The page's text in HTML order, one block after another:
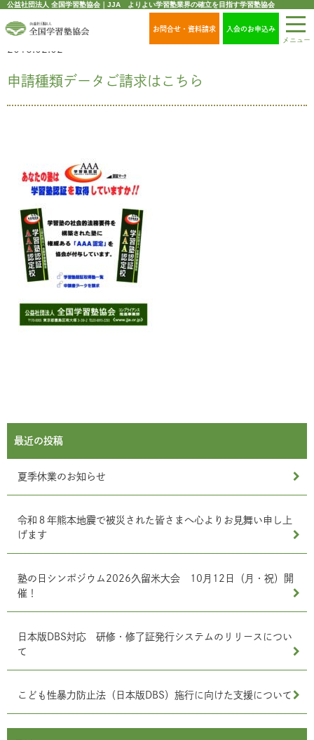
公益社団法人 全国学習塾協会｜JJA よりよい学習塾業界の確立を目指す学習塾協会
お問合せ・資料請求
入会のお申込み
メニュー
2018.02.02
申請種類データご請求はこちら
最近の投稿
夏季休業のお知らせ
令和８年熊本地震で被災された皆さまへ心よりお見舞い申し上
げます
塾の日シンポジウム2026久留米大会 10月12日（月・祝）開
催！
日本版DBS対応 研修・修了証発行システムのリリースについ
て
こども性暴力防止法（日本版DBS）施行に向けた支援について